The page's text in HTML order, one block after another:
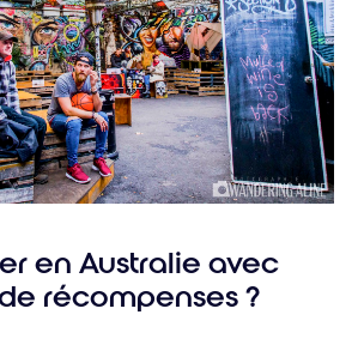
en Australie avec
récompenses ?